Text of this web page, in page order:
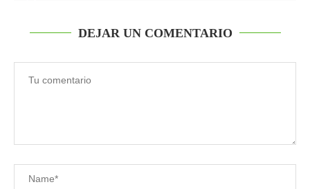
DEJAR UN COMENTARIO